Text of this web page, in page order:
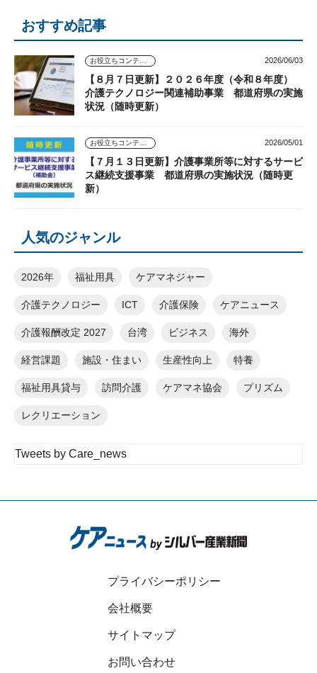
おすすめ記事
お役立ちコンテンツ 2026/06/03
【８月７日更新】２０２６年度（令和８年度）
介護テクノロジー関連補助事業 都道府県の実施
状況（随時更新）
お役立ちコンテンツ 2026/05/01
【７月１３日更新】介護事業所等に対するサービ
ス継続支援事業 都道府県の実施状況（随時更
新）
人気のジャンル
2026年 福祉用具 ケアマネジャー
介護テクノロジー ICT 介護保険 ケアニュース
介護報酬改定 2027 台湾 ビジネス 海外
経営課題 施設・住まい 生産性向上 特養
福祉用具貸与 訪問介護 ケアマネ協会 プリズム
レクリエーション
Tweets by Care_news
プライバシーポリシー
会社概要
サイトマップ
お問い合わせ